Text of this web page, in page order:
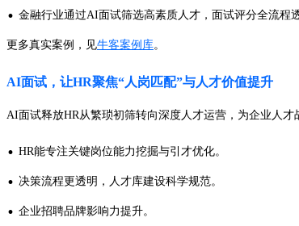
· 金融行业通过AI面试筛选高素质人才，面试评分全流程
更多真实案例，见牛客案例库。
AI面试，让HR聚焦“人岗匹配”与人才价值提升
AI面试释放HR从繁琐初筛转向深度人才运营，为企业人才
· HR能专注关键岗位能力挖掘与引才优化。
· 决策流程更透明，人才库建设科学规范。
· 企业招聘品牌影响力提升。